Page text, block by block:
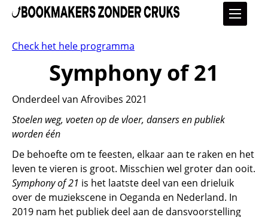
Check het hele programma
Symphony of 21
Onderdeel van Afrovibes 2021
Stoelen weg, voeten op de vloer, dansers en publiek
worden één
De behoefte om te feesten, elkaar aan te raken en het
leven te vieren is groot. Misschien wel groter dan ooit.
Symphony of 21 is het laatste deel van een drieluik
over de muziekscene in Oeganda en Nederland. In
2019 nam het publiek deel aan de dansvoorstelling